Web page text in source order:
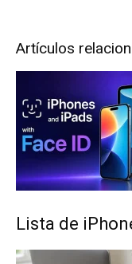
Artículos
Lista de